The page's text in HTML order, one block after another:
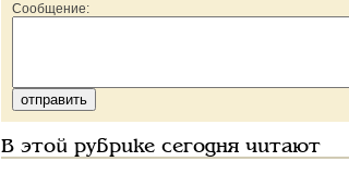
Сообщение:
В этой рубрике сегодня читают